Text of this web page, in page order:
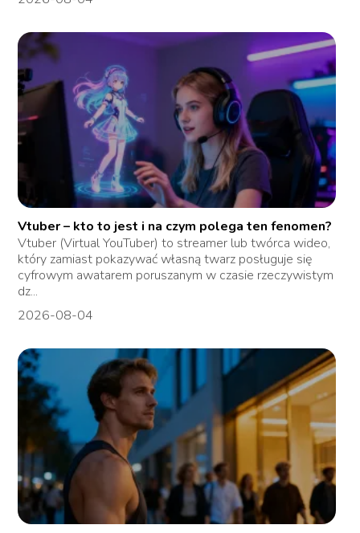
Vtuber – kto to jest i na czym polega ten fenomen?
Vtuber (Virtual YouTuber) to streamer lub twórca wideo,
który zamiast pokazywać własną twarz posługuje się
cyfrowym awatarem poruszanym w czasie rzeczywistym
dz...
2026-08-04